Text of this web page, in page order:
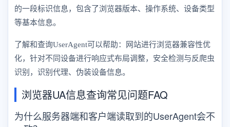
的一段标识信息，包含了浏览器版本、操作系统、设备类型
等基本信息。
了解和查询UserAgent可以帮助：网站进行浏览器兼容性优
化，针对不同设备进行响应式布局调整，安全检测与反爬虫
识别，识别代理、伪装设备信息。
浏览器UA信息查询常见问题FAQ
为什么服务器端和客户端读取到的UserAgent会不